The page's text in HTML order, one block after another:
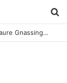
Nouveau subterfuge en préparation de Faure Gnassingbé pour ne jamais partir ; les Togolais disent non et sont vent debout